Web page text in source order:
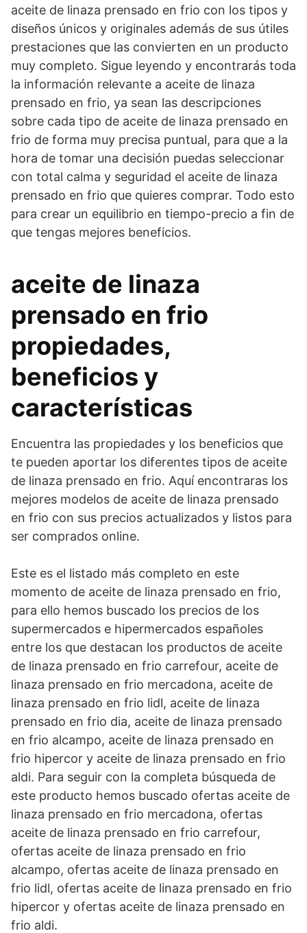
aceite de linaza prensado en frio con los tipos y
diseños únicos y originales además de sus útiles
prestaciones que las convierten en un producto
muy completo. Sigue leyendo y encontrarás toda
la información relevante a aceite de linaza
prensado en frio, ya sean las descripciones
sobre cada tipo de aceite de linaza prensado en
frio de forma muy precisa puntual, para que a la
hora de tomar una decisión puedas seleccionar
con total calma y seguridad el aceite de linaza
prensado en frio que quieres comprar. Todo esto
para crear un equilibrio en tiempo-precio a fin de
que tengas mejores beneficios.
aceite de linaza
prensado en frio
propiedades,
beneficios y
características
Encuentra las propiedades y los beneficios que
te pueden aportar los diferentes tipos de aceite
de linaza prensado en frio. Aquí encontraras los
mejores modelos de aceite de linaza prensado
en frio con sus precios actualizados y listos para
ser comprados online.
Este es el listado más completo en este
momento de aceite de linaza prensado en frio,
para ello hemos buscado los precios de los
supermercados e hipermercados españoles
entre los que destacan los productos de aceite
de linaza prensado en frio carrefour, aceite de
linaza prensado en frio mercadona, aceite de
linaza prensado en frio lidl, aceite de linaza
prensado en frio dia, aceite de linaza prensado
en frio alcampo, aceite de linaza prensado en
frio hipercor y aceite de linaza prensado en frio
aldi. Para seguir con la completa búsqueda de
este producto hemos buscado ofertas aceite de
linaza prensado en frio mercadona, ofertas
aceite de linaza prensado en frio carrefour,
ofertas aceite de linaza prensado en frio
alcampo, ofertas aceite de linaza prensado en
frio lidl, ofertas aceite de linaza prensado en frio
hipercor y ofertas aceite de linaza prensado en
frio aldi.